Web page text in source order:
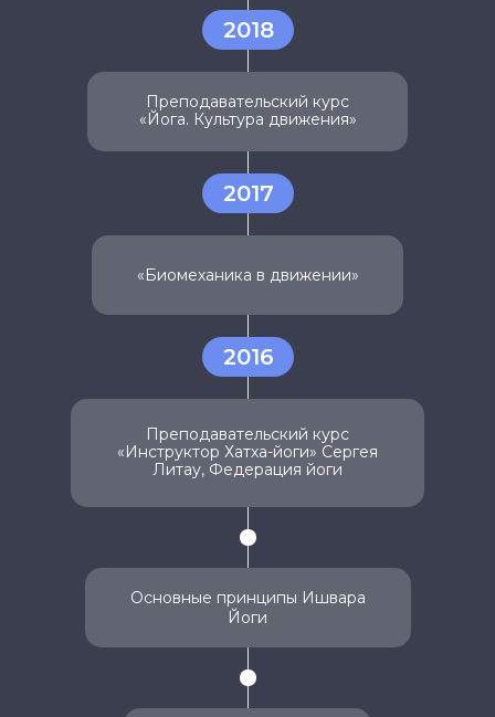
2018
2017
2016
Преподавательский курс
«Инструктор Хатха-йоги» Сергея
Литау, Федерация йоги
Основные принципы Ишвара
Йоги
«Биомеханика в движении»
Преподавательский курс
«Йога. Культура движения»